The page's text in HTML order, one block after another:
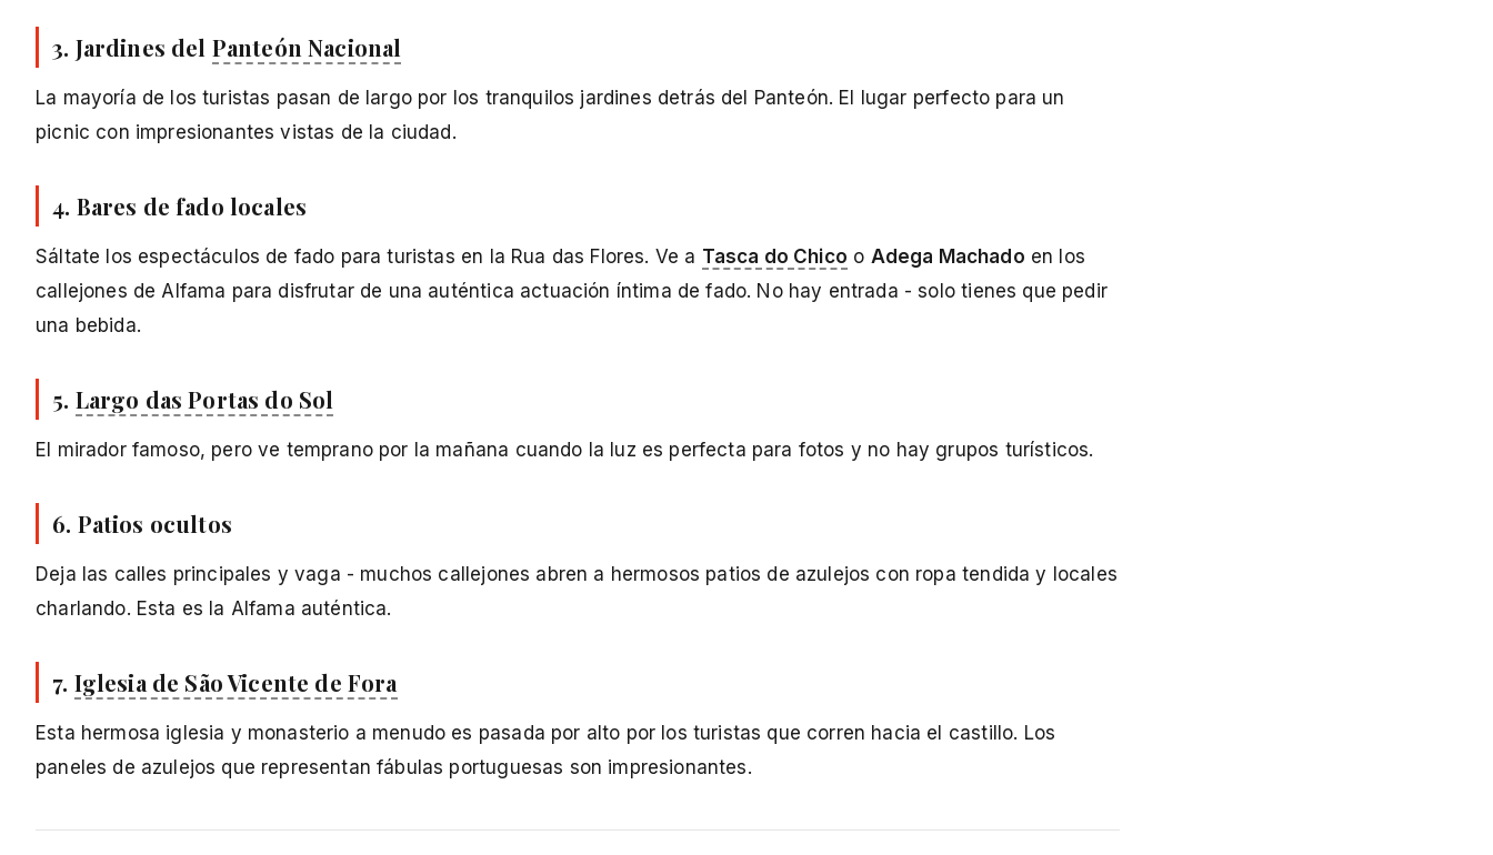
3. Jardines del Panteón Nacional
La mayoría de los turistas pasan de largo por los tranquilos jardines detrás del Panteón. El lugar perfecto para un
picnic con impresionantes vistas de la ciudad.
4. Bares de fado locales
Sáltate los espectáculos de fado para turistas en la Rua das Flores. Ve a Tasca do Chico o Adega Machado en los
callejones de Alfama para disfrutar de una auténtica actuación íntima de fado. No hay entrada - solo tienes que pedir
una bebida.
5. Largo das Portas do Sol
El mirador famoso, pero ve temprano por la mañana cuando la luz es perfecta para fotos y no hay grupos turísticos.
6. Patios ocultos
Deja las calles principales y vaga - muchos callejones abren a hermosos patios de azulejos con ropa tendida y locales
charlando. Esta es la Alfama auténtica.
7. Iglesia de São Vicente de Fora
Esta hermosa iglesia y monasterio a menudo es pasada por alto por los turistas que corren hacia el castillo. Los
paneles de azulejos que representan fábulas portuguesas son impresionantes.